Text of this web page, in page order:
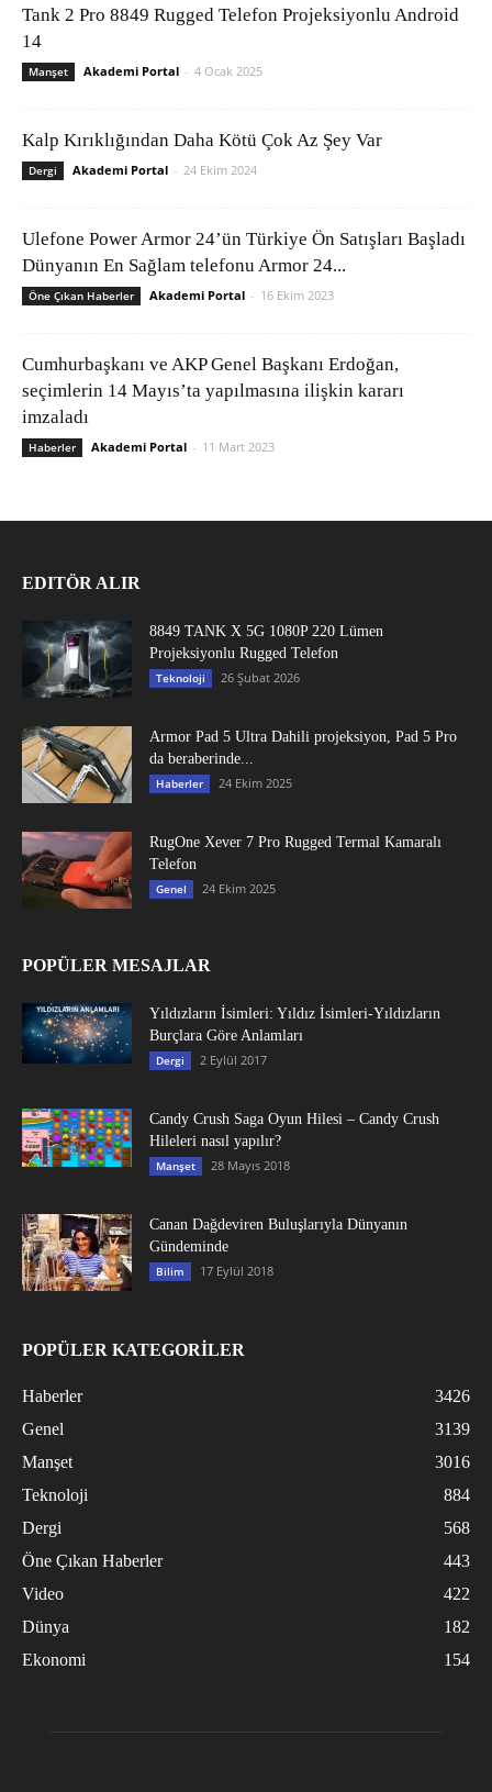
Tank 2 Pro 8849 Rugged Telefon Projeksiyonlu Android
14
Manşet Akademi Portal - 4 Ocak 2025
Kalp Kırıklığından Daha Kötü Çok Az Şey Var
Dergi Akademi Portal - 24 Ekim 2024
Ulefone Power Armor 24’ün Türkiye Ön Satışları Başladı
Dünyanın En Sağlam telefonu Armor 24...
Öne Çıkan Haberler Akademi Portal - 16 Ekim 2023
Cumhurbaşkanı ve AKP Genel Başkanı Erdoğan,
seçimlerin 14 Mayıs’ta yapılmasına ilişkin kararı
imzaladı
Haberler Akademi Portal - 11 Mart 2023
EDITÖR ALIR
8849 TANK X 5G 1080P 220 Lümen
Projeksiyonlu Rugged Telefon
Teknoloji 26 Şubat 2026
Armor Pad 5 Ultra Dahili projeksiyon, Pad 5 Pro
da beraberinde...
Haberler 24 Ekim 2025
RugOne Xever 7 Pro Rugged Termal Kamaralı
Telefon
Genel 24 Ekim 2025
POPÜLER MESAJLAR
Yıldızların İsimleri: Yıldız İsimleri-Yıldızların
Burçlara Göre Anlamları
Dergi 2 Eylül 2017
Candy Crush Saga Oyun Hilesi – Candy Crush
Hileleri nasıl yapılır?
Manşet 28 Mayıs 2018
Canan Dağdeviren Buluşlarıyla Dünyanın
Gündeminde
Bilim 17 Eylül 2018
POPÜLER KATEGORİLER
Haberler
3426
Genel
3139
Manşet
3016
Teknoloji
884
Dergi
568
Öne Çıkan Haberler
443
Video
422
Dünya
182
Ekonomi
154